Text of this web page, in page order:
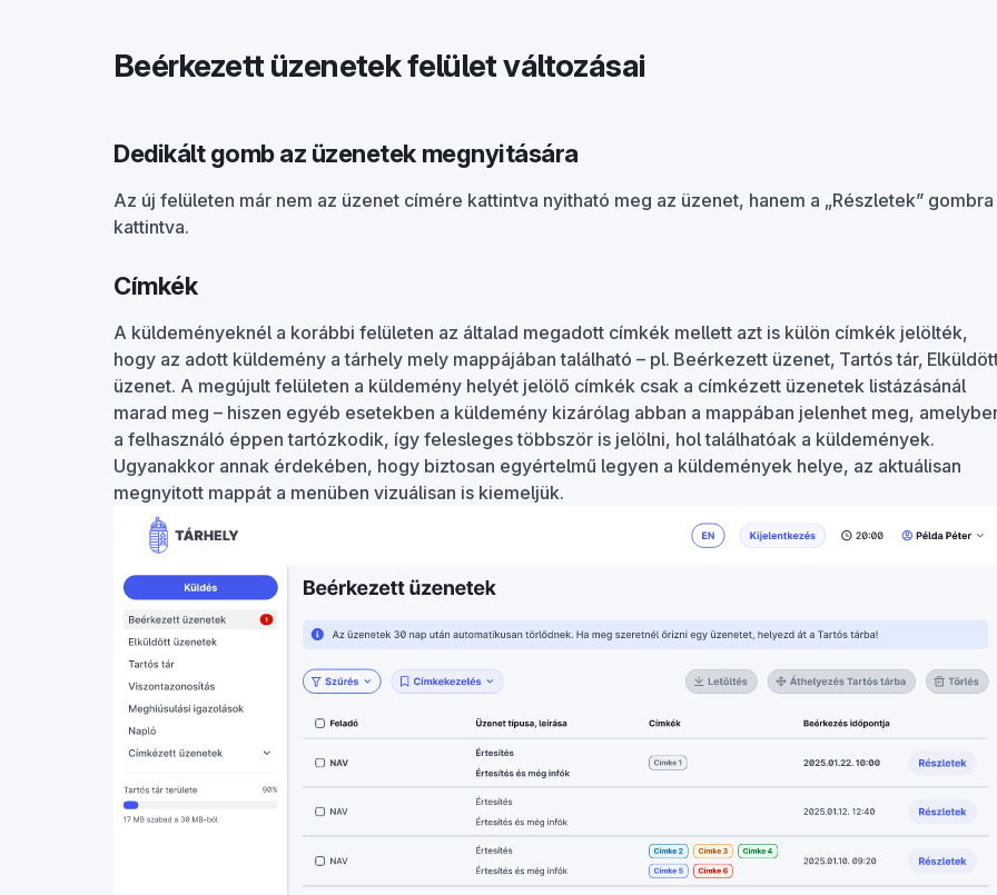
Beérkezett üzenetek felület változásai
Dedikált gomb az üzenetek megnyitására
Az új felületen már nem az üzenet címére kattintva nyitható meg az üzenet, hanem a „Részletek” gombra
kattintva.
Címkék
A küldeményeknél a korábbi felületen az általad megadott címkék mellett azt is külön címkék jelölték,
hogy az adott küldemény a tárhely mely mappájában található – pl. Beérkezett üzenet, Tartós tár,
üzenet. A megújult felületen a küldemény helyét jelölő címkék csak a címkézett üzenetek listázásánál
marad meg – hiszen egyéb esetekben a küldemény kizárólag abban a mappában jelenhet meg,
a felhasználó éppen tartózkodik, így felesleges többször is jelölni, hol találhatóak a küldemények.
Ugyanakkor annak érdekében, hogy biztosan egyértelmű legyen a küldemények helye, az aktuálisan
megnyitott mappát a menüben vizuálisan is kiemeljük.